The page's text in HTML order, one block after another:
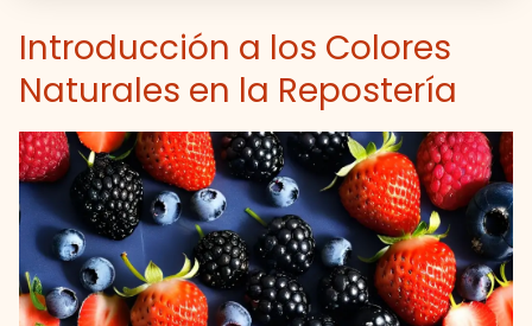
Introducción a los Colores
Naturales en la Repostería